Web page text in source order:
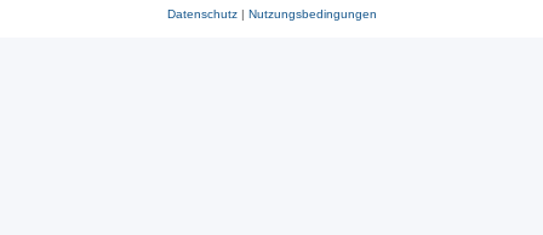
Datenschutz| Nutzungsbedingungen